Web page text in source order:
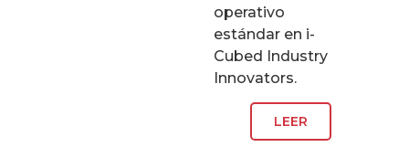
operativo
estándar en i-
Cubed Industry
Innovators.
LEER